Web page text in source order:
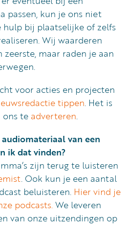
passen, kun je ons niet
hulp bij plaatselijke of zelfs
Wij waarderen
maar raden je aan
voor acties en projecten
tippen. Het is
te adverteren.
van een
ik dat vinden?
zijn terug te luisteren
. Ook kun je een aantal
beluisteren. Hier vind je
podcasts.We leveren
van onze uitzendingen op